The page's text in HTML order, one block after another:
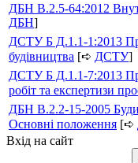
ДБН В.2.5-64:2012
ДБН]
ДСТУ Б Д.1.1-1:2013
будівництва [➪ ДСТУ]
ДСТУ Б Д.1.1-7:2013
робіт та експертизи
ДБН В.2.2-15-2005
Основні положення [➪
Вхід на сайт